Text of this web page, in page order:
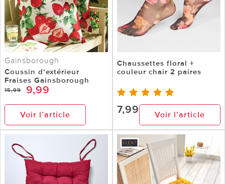
Gainsborough
Coussin d‘extérieur
Fraises Gainsborough
15,99 9,99
Voir l’article
Chaussettes floral +
couleur chair 2 paires
7,99 Voir l’article